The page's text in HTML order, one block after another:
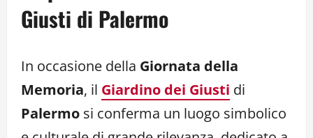
Giusti di Palermo
In occasione della Giornata della
Memoria, il Giardino dei Giusti di
Palermo si conferma un luogo simbolico